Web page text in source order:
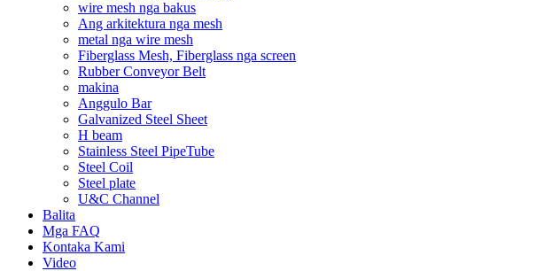
wire mesh nga bakus
Ang arkitektura nga mesh
metal nga wire mesh
Fiberglass Mesh, Fiberglass nga screen
Rubber Conveyor Belt
makina
Anggulo Bar
Galvanized Steel Sheet
H beam
Stainless Steel PipeTube
Steel Coil
Steel plate
U&C Channel
Balita
Mga FAQ
Kontaka Kami
Video